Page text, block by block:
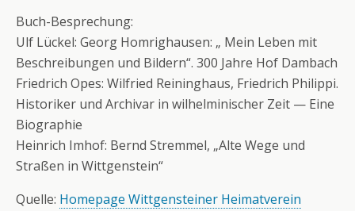
Buch-Besprechung:
Ulf Lückel: Georg Homrighausen: „ Mein Leben mit
Beschreibungen und Bildern“. 300 Jahre Hof Dambach
Friedrich Opes: Wilfried Reininghaus, Friedrich Philippi.
Historiker und Archivar in wilhelminischer Zeit — Eine
Biographie
Heinrich Imhof: Bernd Stremmel, „Alte Wege und
Straßen in Wittgenstein“
Quelle: Homepage Wittgensteiner Heimatverein